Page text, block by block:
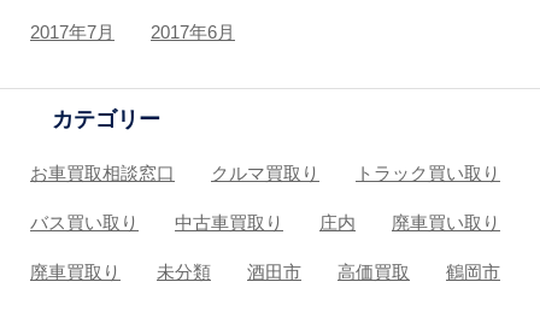
2017年7月 2017年6月
カテゴリー
お車買取相談窓口 クルマ買取り トラック買い取り
バス買い取り 中古車買取り 庄内 廃車買い取り
廃車買取り 未分類 酒田市 高価買取 鶴岡市